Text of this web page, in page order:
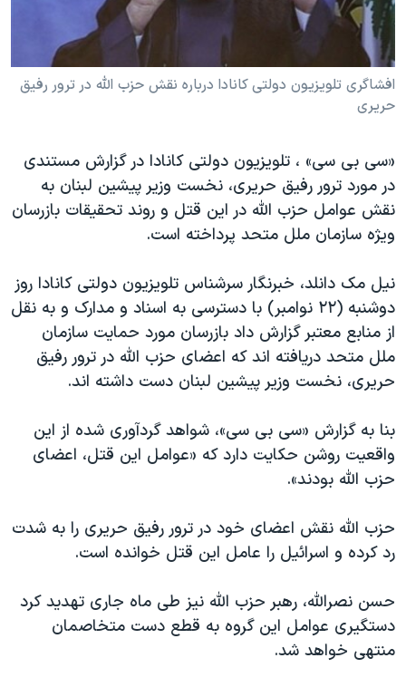
فرهنگ و زندگی
حقوق شهروندی
اقتصادی
علم و فناوری
گالری عکس
آرشیو پخش زنده
مستندها
انتخابات ریاست جمهوری آمریکا ۲۰۲۴
حمله جمهوری اسلامی به اسرائیل
رمز مهسا
اعتراضات زن، زندگی، آزادی
مجموعه مستندهای دادخواهی
تریبونال مردمی آبان ۹۸
دادگاه حمید نوری
چهل سال گروگان‌گیری
قانون شفافیت دارائی کادر رهبری ایران
اعتراضات مردمی آبان ۹۸
نرگس محمدی برنده جایزه نوبل صلح
همایش محافظه‌کاران آمریکا «سی‌پک»
سفر پرزیدنت ترامپ به چین
دنبال کنید
افشاگری تلویزیون دولتی کانادا درباره نقش حزب الله در ترور رفیق
حریری
«سی بی سی» ، تلویزیون دولتی کانادا در گزارش مستندی
در مورد ترور رفیق حریری، نخست وزیر پیشین لبنان به
نقش عوامل حزب الله در این قتل و روند تحقیقات بازرسان
ویژه سازمان ملل متحد پرداخته است.
نیل مک دانلد، خبرنگار سرشناس تلویزیون دولتی کانادا روز
دوشنبه (٢٢ نوامبر) با دسترسی به اسناد و مدارک و به نقل
از منابع معتبر گزارش داد بازرسان مورد حمایت سازمان
ملل متحد دریافته اند که اعضای حزب الله در ترور رفیق
حریری، نخست وزیر پیشین لبنان دست داشته اند.
بنا به گزارش «سی بی سی»، شواهد گردآوری شده از این
واقعیت روشن حکایت دارد که «عوامل این قتل، اعضای
حزب الله بودند».
حزب الله نقش اعضای خود در ترور رفیق حریری را به شدت
رد کرده و اسرائیل را عامل این قتل خوانده است.
حسن نصرالله، رهبر حزب الله نیز طی ماه جاری تهدید کرد
دستگیری عوامل این گروه به قطع دست متخاصمان
منتهی خواهد شد.